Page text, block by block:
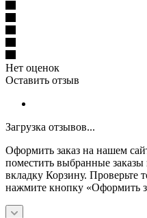
Нет оценок
Оставить отзыв
Загрузка отзывов...
Оформить заказ на нашем
поместить выбранные заказы
вкладку Корзину. Проверьте
нажмите кнопку «Оформить